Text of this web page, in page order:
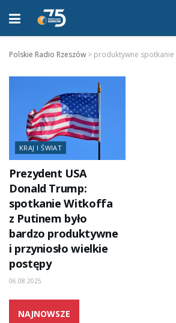
Polskie Radio Rzeszów > produktywne spotkanie
KRAJ I ŚWIAT
Prezydent USA
Donald Trump:
spotkanie Witkoffa
z Putinem było
bardzo produktywne
i przyniosło wielkie
postępy
06.08.2025
NAJNOWSZE